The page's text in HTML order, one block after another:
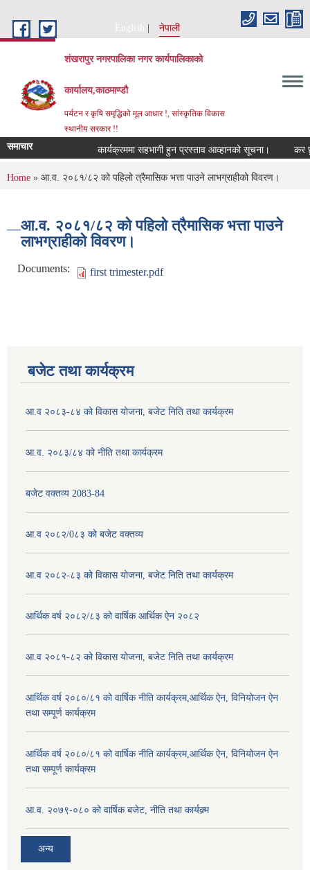
English
नेपाली
शंखरापुर नगरपालिका नगर कार्यपालिकाको
कार्यालय,काठमाण्डौ
पर्यटन र कृषि समृद्धिको मूल आधार !, सांस्कृतिक विकास
स्थानीय सरकार !!
समाचार कार्यक्रममा सहभागी हुन प्रस्ताव आव्हानको सूचना। कर छुट
You are here
Home » आ.व. २०८१/८२ को पहिलो त्रैमासिक भत्ता पाउने लाभग्राहीको विवरण।
आ.व. २०८१/८२ को पहिलो त्रैमासिक भत्ता पाउने
लाभग्राहीको विवरण।
Documents: first trimester.pdf
बजेट तथा कार्यक्रम
आ.व २०८३-८४ को विकास योजना, बजेट निति तथा कार्यक्रम
आ.व. २०८३/८४ को नीति तथा कार्यक्रम
बजेट वक्तव्य 2083-84
आ.व २०८२/0८३ को बजेट वक्तव्य
आ.व २०८२-८३ को विकास योजना, बजेट निति तथा कार्यक्रम
आर्थिक वर्ष २०८२/८३ को वार्षिक आर्थिक ऐन २०८२
आ.व २०८१-८२ को विकास योजना, बजेट निति तथा कार्यक्रम
आर्थिक वर्ष २०८०/८१ को वार्षिक नीति कार्यक्रम,आर्थिक ऐन, विनियोजन ऐन
तथा सम्पूर्ण कार्यक्रम
आर्थिक वर्ष २०८०/८१ को वार्षिक नीति कार्यक्रम,आर्थिक ऐन, विनियोजन ऐन
तथा सम्पूर्ण कार्यक्रम
आ.व. २०७९-०८० को वार्षिक बजेट, नीति तथा कार्यक्र्म
अन्य